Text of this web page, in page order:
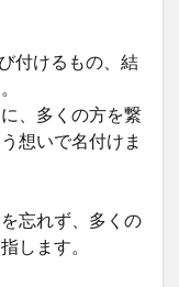
付けるもの、結
、多くの方を繋
想いで名付けま
忘れず、多くの
します。